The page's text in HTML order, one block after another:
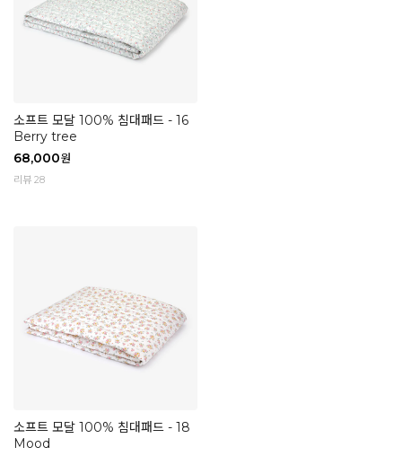
소프트 모달 100% 침대패드 - 16
Berry tree
68,000원
리뷰 28
소프트 모달 100% 침대패드 - 18
Mood